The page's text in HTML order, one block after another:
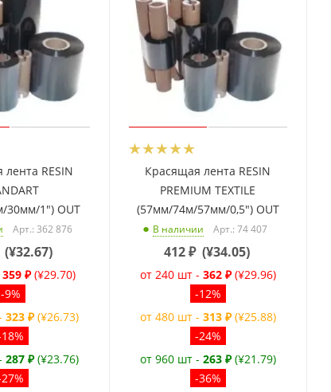
RESIN
30мм/1") OUT
Арт.: 362 876
(¥32.67)
359 ₽ (¥29.70)
-9%
323 ₽ (¥26.73)
287 ₽ (¥23.76)
Красящая лента RESIN
PREMIUM TEXTILE
(57мм/74м/57мм/0,5") OUT
В наличии Арт.: 74 407
412₽ (¥34.05)
от 240 шт - 362 ₽ (¥29.96)
-12%
от 480 шт - 313 ₽ (¥25.88)
-24%
от 960 шт - 263 ₽ (¥21.79)
-36%